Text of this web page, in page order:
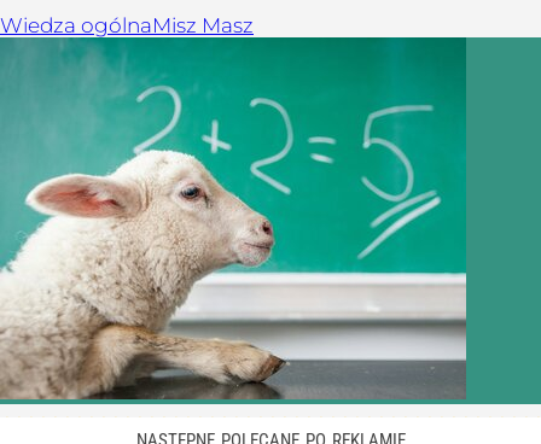
Wiedza ogólnaMisz Masz